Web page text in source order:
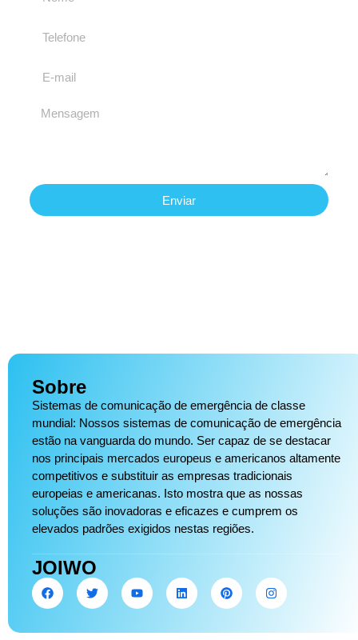
Enviar
Sobre
Sistemas de comunicação de emergência de classe
mundial: Nossos sistemas de comunicação de emergência
estão na vanguarda do mundo. Ser capaz de se destacar
nos principais mercados europeus e americanos altamente
competitivos e substituir as empresas tradicionais
europeias e americanas. Isto mostra que as nossas
soluções são inovadoras e eficazes e cumprem os
elevados padrões exigidos nestas regiões.
JOIWO